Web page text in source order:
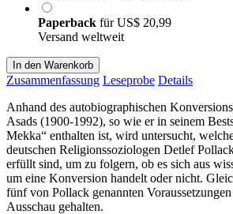
Paperback fürUS$ 20,99
Versand weltweit
In den Warenkorb
Zusammenfassung Leseprobe Details
Anhand des autobiographischen
Asads (1900-1992), so wie er in seinem
Mekka“ enthalten ist, wird untersucht,
deutschen Religionssoziologen Detlef
erfüllt sind, um zu folgern, ob es sich aus
um eine Konversion handelt oder nicht.
fünf von Pollack genannten
Ausschau gehalten.